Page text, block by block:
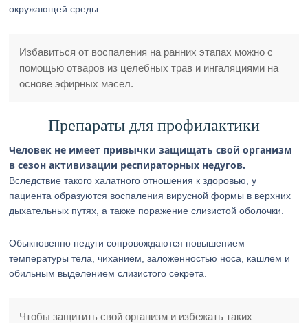
окружающей среды.
Избавиться от воспаления на ранних этапах можно с
помощью отваров из целебных трав и ингаляциями на
основе эфирных масел.
Препараты для профилактики
Человек не имеет привычки защищать свой организм
в сезон активизации респираторных недугов.
Вследствие такого халатного отношения к здоровью, у
пациента образуются воспаления вирусной формы в верхних
дыхательных путях, а также поражение слизистой оболочки.
Обыкновенно недуги сопровождаются повышением
температуры тела, чиханием, заложенностью носа, кашлем и
обильным выделением слизистого секрета.
Чтобы защитить свой организм и избежать таких